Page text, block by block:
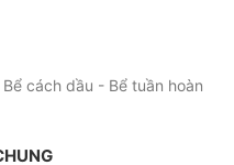
cách dầu - Bể tuần hoàn